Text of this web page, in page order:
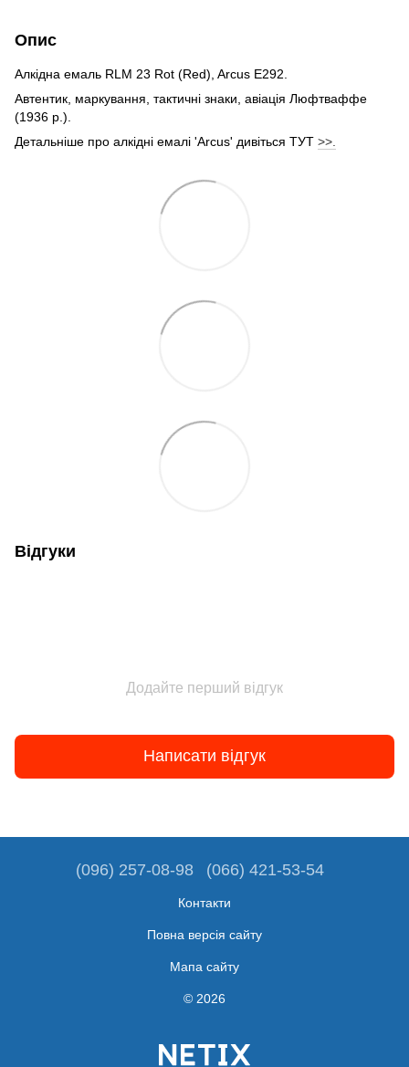
Опис
Алкідна емаль RLM 23 Rot (Red), Arcus E292.
Автентик, маркування, тактичні знаки, авіація Люфтваффе
(1936 р.).
Детальніше про алкідні емалі 'Arcus' дивіться ТУТ >>.
Відгуки
Додайте перший відгук
Написати відгук
(096) 257-08-98 (066) 421-53-54
Контакти
Повна версія сайту
Мапа сайту
© 2026